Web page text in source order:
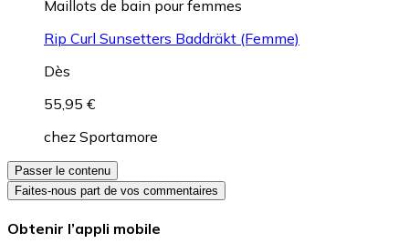
Maillots de bain pour femmes
Rip Curl Sunsetters Baddräkt (Femme)
Dès
55,95 €
chez Sportamore
Passer le contenu
Faites-nous part de vos commentaires
Obtenir l’appli mobile